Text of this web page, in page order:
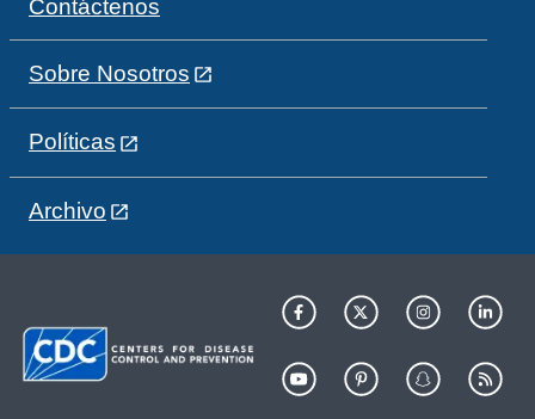
Contáctenos
Sobre Nosotros
Políticas
Archivo